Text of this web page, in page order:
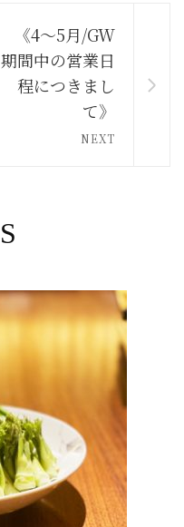
《4～5月/GW
期間中の営業日
程につきまし
て》
NEXT